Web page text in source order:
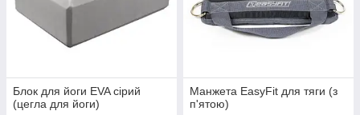
Блок для йоги EVA сірий
(цегла для йоги)
Манжета EasyFit для тяги (з
п'ятою)